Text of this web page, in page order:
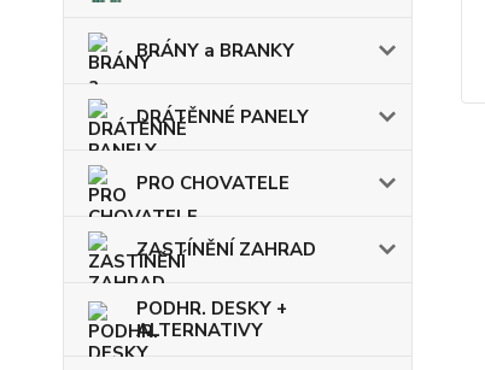
BRÁNY a BRANKY
DRÁTĚNNÉ PANELY
PRO CHOVATELE
ZASTÍNĚNÍ ZAHRAD
PODHR. DESKY +
ALTERNATIVY